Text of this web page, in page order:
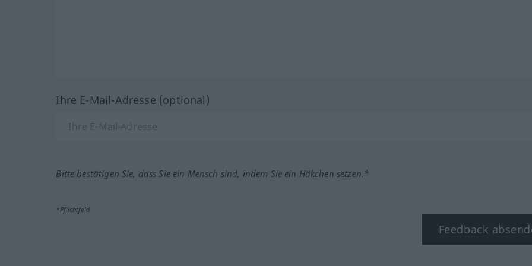
Ihre E-Mail-Adresse (optional)
Bitte bestätigen Sie, dass Sie ein Mensch sind, indem Sie ein Häkchen setzen.*
*Pflichtfeld
Feedback